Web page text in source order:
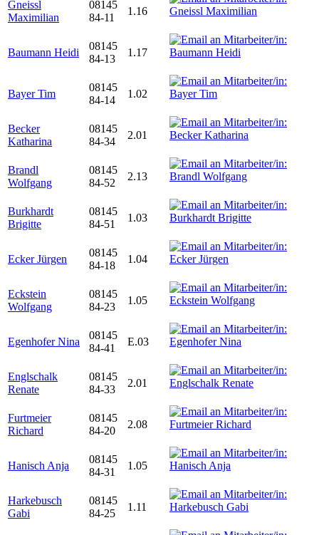
Gneissl
Maximilian
08145
84-11
1.16
Baumann Heidi
08145
84-13
1.17
Bayer Tim
08145
84-14
1.02
Becker
Katharina
08145
84-34
2.01
Brandl
Wolfgang
08145
84-52
2.13
Burkhardt
Brigitte
08145
84-51
1.03
Ecker Jürgen
08145
84-18
1.04
Eckstein
Wolfgang
08145
84-23
1.05
Egenhofer Nina
08145
84-41
E.03
Englschalk
Renate
08145
84-33
2.01
Furtmeier
Richard
08145
84-20
2.08
Hanisch Anja
08145
84-31
1.05
Harkebusch
Gabi
08145
84-25
1.11